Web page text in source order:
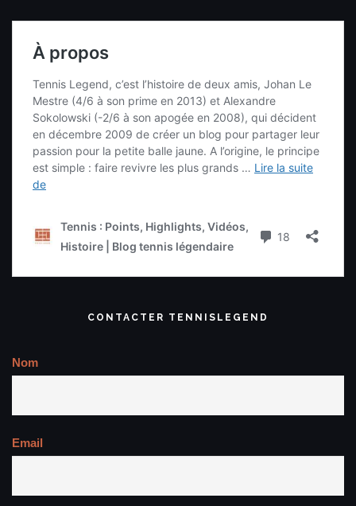
CONTACTER TENNISLEGEND
Nom
Email